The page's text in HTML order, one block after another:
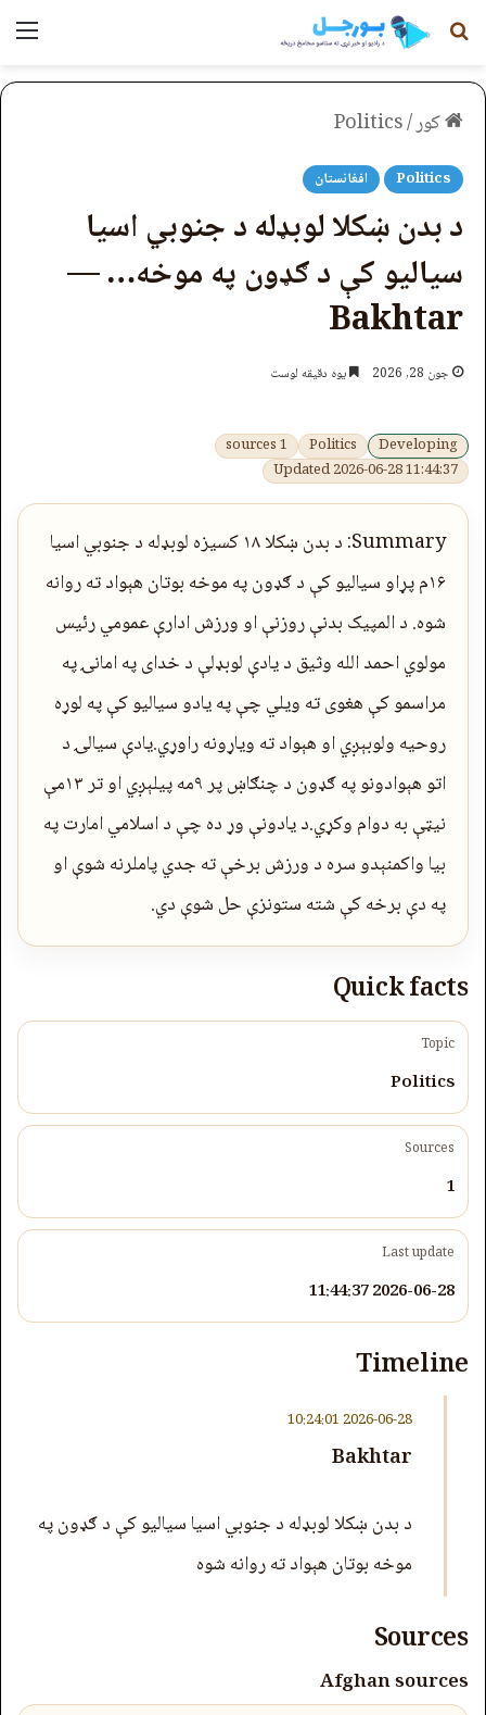
لټون
کور/
Politics
Politics افغانستان
د بدن ښکلا لوبډله د جنوبي اسیا
سیالیو کې د ګډون په موخه… —
Bakhtar
جون 28, 2026 یوه دقیقه لوست
Developing
Politics
1 sources
Updated 2026-06-28 11:44:37
Summary: د بدن ښکلا ۱۸ کسیزه لوبډله د جنوبي اسیا
۱۶م پړاو سیالیو کې د ګډون په موخه بوتان هېواد ته روانه
شوه. د المپيک بدنې روزنې او ورزش ادارې عمومي رئیس
مولوي احمد الله وثیق د یادې لوبډلې د خدای په امانۍ په
مراسمو کې هغوی ته ویلي چې په یادو سیالیو کې په لوړه
روحیه ولوبېږي او هېواد ته ویاړونه راوړي.یادې سیالۍ د
اتو هېوادونو په ګډون د چنګاښ پر ۹مه پیلېږي او تر ۱۳مې
نیټې به دوام وکړي.د یادونې وړ ده چې د اسلامي امارت په
بيا واکمنېدو سره د ورزش برخې ته جدي پاملرنه شوې او
په دې برخه کې شته ستونزې حل شوې دي.
Quick facts
Topic
Politics
Sources
1
Last update
2026-06-28 11:44:37
Timeline
2026-06-28 10:24:01
Bakhtar
د بدن ښکلا لوبډله د جنوبي اسیا سیالیو کې د ګډون په
موخه بوتان هېواد ته روانه شوه
Sources
Afghan sources